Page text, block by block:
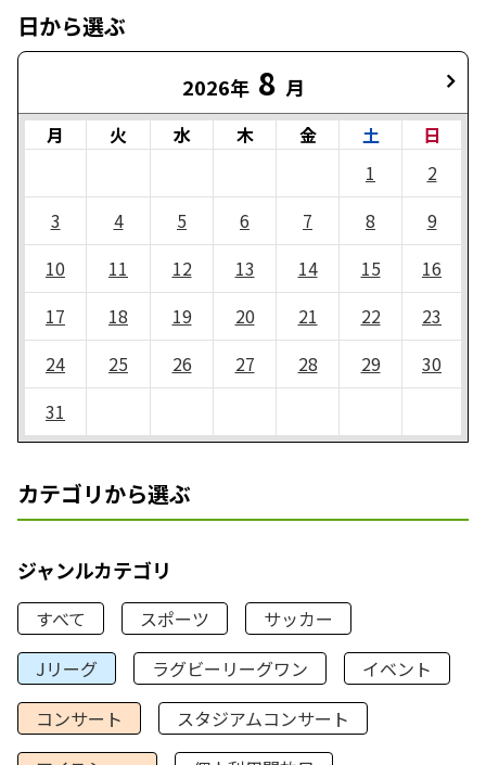
日から選ぶ
2026年 8 月
月 火 水 木 金 土
日
1
2
3
4 5 6 7 8
9
10
11 12 13 14 15
16
17
18 19 20 21 22
23
24
25 26 27 28 29
30
31
カテゴリから選ぶ
ジャンルカテゴリ
すべて スポーツ
サッカー
Jリーグ
ラグビーリーグワン
イベント
コンサート
スタジアムコンサート